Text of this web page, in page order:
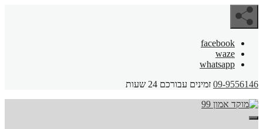
facebook
waze
whatsapp
09-9556146 זמינים עבורכם 24 שעות